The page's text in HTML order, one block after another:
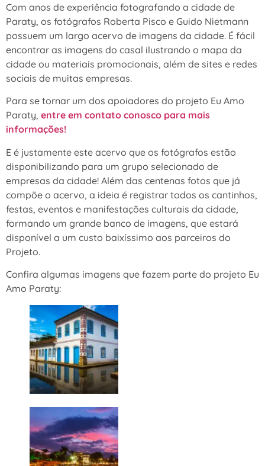
Com anos de experiência fotografando a cidade de
Paraty, os fotógrafos Roberta Pisco e Guido Nietmann
possuem um largo acervo de imagens da cidade. É fácil
encontrar as imagens do casal ilustrando o mapa da
cidade ou materiais promocionais, além de sites e redes
sociais de muitas empresas.
Para se tornar um dos apoiadores do projeto Eu Amo
Paraty, entre em contato conosco para mais
informações!
E é justamente este acervo que os fotógrafos estão
disponibilizando para um grupo selecionado de
empresas da cidade! Além das centenas fotos que já
compõe o acervo, a ideia é registrar todos os cantinhos,
festas, eventos e manifestações culturais da cidade,
formando um grande banco de imagens, que estará
disponível a um custo baixíssimo aos parceiros do
Projeto.
Confira algumas imagens que fazem parte do projeto Eu
Amo Paraty: